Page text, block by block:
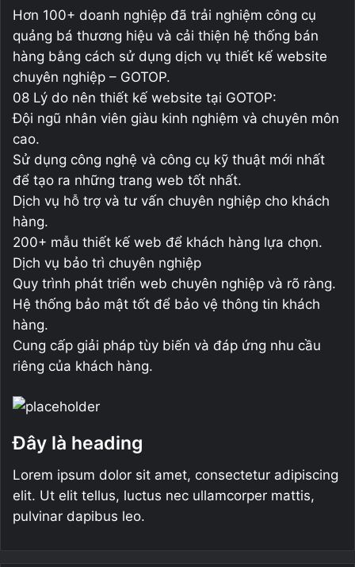
Hơn 100+ doanh nghiệp đã trải nghiệm công cụ
quảng bá thương hiệu và cải thiện hệ thống bán
hàng bằng cách sử dụng dịch vụ thiết kế website
chuyên nghiệp – GOTOP.
08 Lý do nên thiết kế website tại GOTOP:
Đội ngũ nhân viên giàu kinh nghiệm và chuyên môn
cao.
Sử dụng công nghệ và công cụ kỹ thuật mới nhất
để tạo ra những trang web tốt nhất.
Dịch vụ hỗ trợ và tư vấn chuyên nghiệp cho khách
hàng.
200+ mẫu thiết kế web để khách hàng lựa chọn.
Dịch vụ bảo trì chuyên nghiệp
Quy trình phát triển web chuyên nghiệp và rõ ràng.
Hệ thống bảo mật tốt để bảo vệ thông tin khách
hàng.
Cung cấp giải pháp tùy biến và đáp ứng nhu cầu
riêng của khách hàng.
Đây là heading
Lorem ipsum dolor sit amet, consectetur adipiscing
elit. Ut elit tellus, luctus nec ullamcorper mattis,
pulvinar dapibus leo.